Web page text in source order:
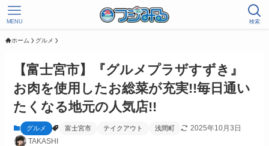
検索
MENU
ホーム グルメ
【富士宮市】『グルメプラザすずき』
お肉を使用したお総菜が充実!!毎日通い
たくなる地元の人気店!!
グルメ 富士宮市 テイクアウト 浅間町
2025年10月3日
TAKASHI